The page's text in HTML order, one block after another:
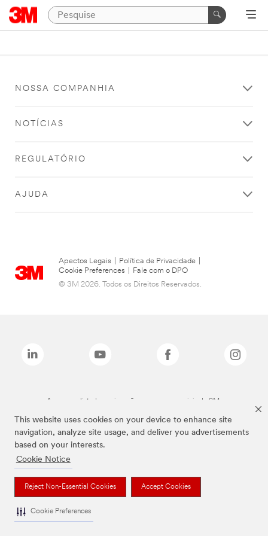
This website uses cookies on your device to enhance site
navigation, analyze site usage, and deliver you advertisements
based on your interests.
Cookie Notice
Reject Non-Essential Cookies Accept Cookies
Cookie Preferences
NOSSA COMPANHIA
NOTÍCIAS
REGULATÓRIO
AJUDA
Apectos Legais Política de Privacidade
Cookie Preferences
Fale com o DPO
© 3M 2026. Todos os Direitos Reservados.
As marcas listadas a cima são marcas comerciais da 3M.